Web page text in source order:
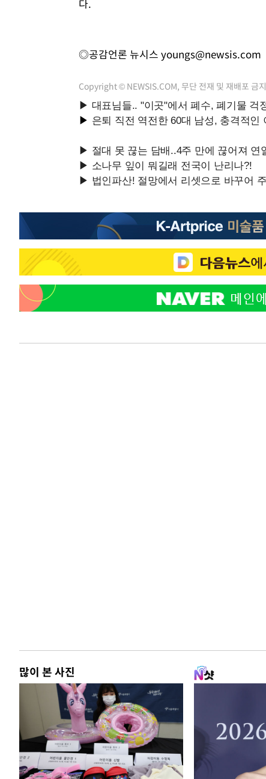
다.
◎공감언론 뉴시스 youngs@newsis.com
Copyright © NEWSIS.COM, 무단 전재 및 재배포 금지
많이 본 사진